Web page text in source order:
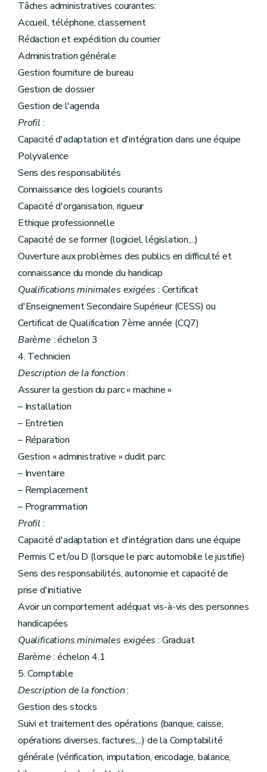
Tâches administratives courantes:
Accueil, téléphone, classement
Rédaction et expédition du courrier
Administration générale
Gestion fourniture de bureau
Gestion de dossier
Gestion de l'agenda
Profil :
Capacité d'adaptation et d'intégration dans une équipe
Polyvalence
Sens des responsabilités
Connaissance des logiciels courants
Capacité d'organisation, rigueur
Ethique professionnelle
Capacité de se former (logiciel, législation,...)
Ouverture aux problèmes des publics en difficulté et
connaissance du monde du handicap
Qualifications minimales exigées : Certificat
d'Enseignement Secondaire Supérieur (CESS) ou
Certificat de Qualification 7ème année (CQ7)
Barème : échelon 3
4. Technicien
Description de la fonction:
Assurer la gestion du parc « machine »
– Installation
– Entretien
– Réparation
Gestion « administrative » dudit parc
– Inventaire
– Remplacement
– Programmation
Profil :
Capacité d'adaptation et d'intégration dans une équipe
Permis C et/ou D (lorsque le parc automobile le justifie)
Sens des responsabilités, autonomie et capacité de
prise d'initiative
Avoir un comportement adéquat vis-à-vis des personnes
handicapées
Qualifications minimales exigées : Graduat
Barème : échelon 4.1
5. Comptable
Description de la fonction:
Gestion des stocks
Suivi et traitement des opérations (banque, caisse,
opérations diverses, factures,...) de la Comptabilité
générale (vérification, imputation, encodage, balance,